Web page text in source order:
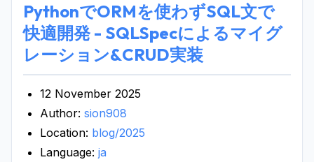
PythonでORMを使わずSQL文で
快適開発 - SQLSpecによるマイグ
レーション&CRUD実装
12 November 2025
Author: sion908
Location: blog/2025
Language: ja